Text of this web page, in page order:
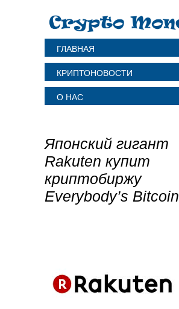
ГЛАВНАЯ
КРИПТОНОВОСТИ
О НАС
Японский гигант
Rakuten купит
криптобиржу
Everybody’s Bitcoin